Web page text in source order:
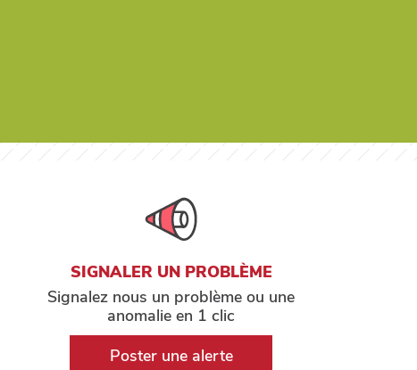
SIGNALER UN PROBLÈME
Signalez nous un problème ou une
anomalie en 1 clic
Poster une alerte